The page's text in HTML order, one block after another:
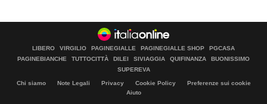
LIBERO VIRGILIO PAGINEGIALLE PAGINEGIALLE SHOP
PGCASA
PAGINEBIANCHE
TUTTOCITTÀ DILEI SIVIAGGIA QUIFINANZA
BUONISSIMO
SUPEREVA
Chi siamo Note Legali Privacy Cookie Policy
Preferenze sui cookie
Aiuto